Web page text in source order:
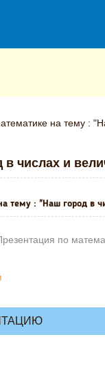
на тему :
числах и
тему : "Наш город в
по